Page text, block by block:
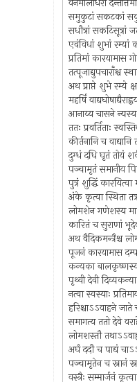
समुकुटां सकटकां
सधौत्रां सकटिसूत्रां
एवंविधां शुभां रम्यां
प्रतिमां
तत्पूजाद्युपचाराँश्च
अथ प्राप्ते शुभे रम्ये
महर्षिं
आनाय्य चासने
ततः प्रवर्तिताः
कीर्तनानि च
दुग्धं दधि घृतं तोयं
पञ्चामृतं समानीय
पुत्रं शुद्धिं
अंके कृत्वा स्थिता
लोमशेन गणेशस्य
कारितं च सुराणां
अथ वैदिकमन्त्रैश्च
पूजनं कारयामास
कन्यका बालकृष्णस्य
पृथ्वी देवी
नत्वा स्वस्याः
हरिश्चाऽऽवाहने
समागत्य ततो देवे
लोमशस्तौ
अर्घं ददौ च पाद्यं
पञ्चामृतेन च स्नानं
वस्त्रैः सम्मार्जनं